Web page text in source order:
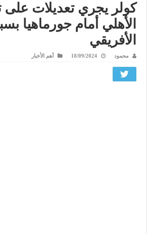
كولر يجري تعديلات
الأهلي أمام جورماهيا
الأفريقي
محمود 18/09/2024 أهم الأخبار